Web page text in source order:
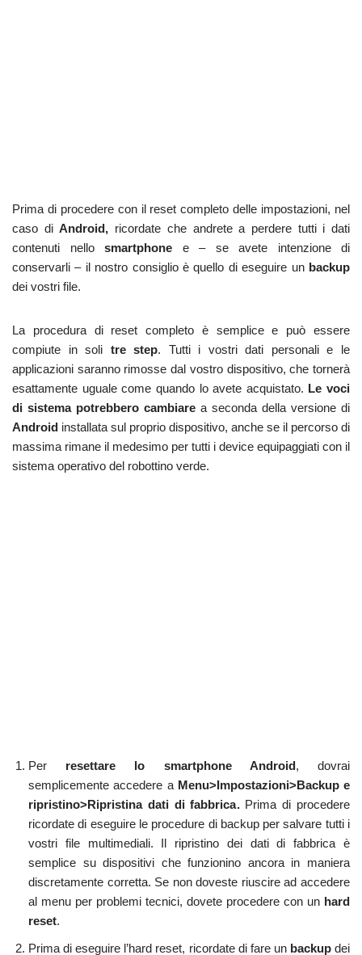
Prima di procedere con il reset completo delle impostazioni, nel
caso diAndroid, ricordate che andrete a perdere tutti i dati
contenuti nello smartphone e – se avete intenzione di
conservarli – il nostro consiglio è quello di eseguire un backup
dei vostri file.
La procedura di reset completo è semplice e può essere
compiute in soli tre step. Tutti i vostri dati personali e le
applicazioni saranno rimosse dal vostro dispositivo, che tornerà
esattamente uguale come quando lo avete acquistato. Le voci
di sistema potrebbero cambiare a seconda della versione di
Android installata sul proprio dispositivo, anche se il percorso di
massima rimane il medesimo per tutti i device equipaggiati con il
sistema operativo del robottino verde.
Per resettare lo smartphone Android, dovrai
semplicemente accedere a Menu>Impostazioni>Backup e
ripristino>Ripristina dati di fabbrica.Prima di procedere
ricordate di eseguire le procedure di backup per salvare tutti i
vostri file multimediali. Il ripristino dei dati di fabbrica è
semplice su dispositivi che funzionino ancora in maniera
discretamente corretta. Se non doveste riuscire ad accedere
al menu per problemi tecnici, dovete procedere con un hard
reset.
Prima di eseguire l’hard reset, ricordate di fare un backupdei